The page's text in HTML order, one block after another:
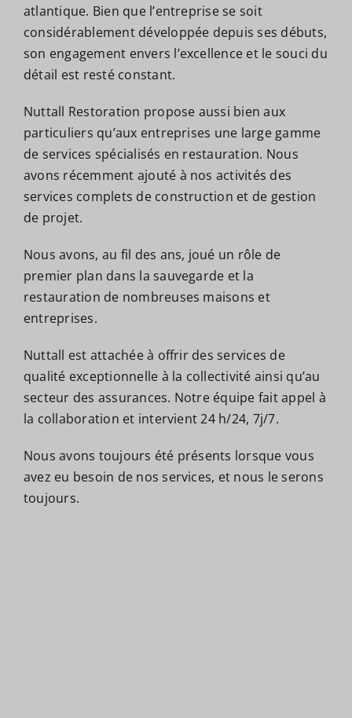
atlantique. Bien que l’entreprise se soit
considérablement développée depuis ses débuts,
son engagement envers l’excellence et le souci du
détail est resté constant.
Nuttall Restoration propose aussi bien aux
particuliers qu’aux entreprises une large gamme
de services spécialisés en restauration. Nous
avons récemment ajouté à nos activités des
services complets de construction et de gestion
de projet.
Nous avons, au fil des ans, joué un rôle de
premier plan dans la sauvegarde et la
restauration de nombreuses maisons et
entreprises.
Nuttall est attachée à offrir des services de
qualité exceptionnelle à la collectivité ainsi qu’au
secteur des assurances. Notre équipe fait appel à
la collaboration et intervient 24 h/24, 7j/7.
Nous avons toujours été présents lorsque vous
avez eu besoin de nos services, et nous le serons
toujours.